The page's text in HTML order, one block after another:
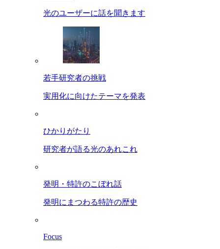
光のユーザーに話を聞きます
若手研究者の挑戦
実用化に向けたテーマを発表
ひかりがたり
研究者が語る光のあれこれ
発明・特許のこぼれ話
発明にまつわる特許の歴史
Focus